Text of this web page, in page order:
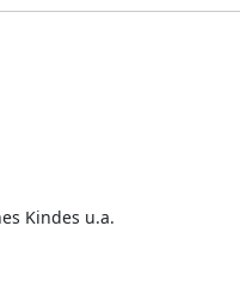
Kindes u.a.